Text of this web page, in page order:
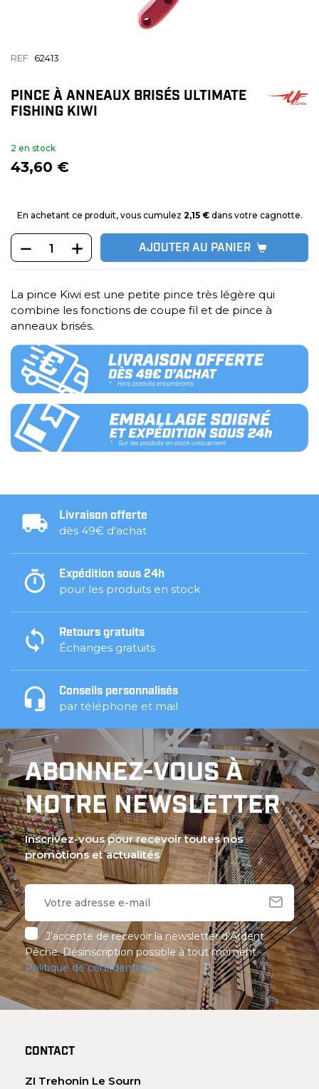
REF 62413
PINCE À ANNEAUX BRISÉS ULTIMATE
FISHING KIWI
2 en stock
43,60 €
En achetant ce produit, vous cumulez 2,15 €dans votre cagnotte.
AJOUTER AU PANIER
La pince Kiwi est une petite pince très légère qui
combine les fonctions de coupe fil et de pince à
anneaux brisés.
Livraison offerte
dès 49€ d'achat
Expédition sous 24h
pour les produits en stock
Retours gratuits
Échanges gratuits
Conseils personnalisés
par téléphone et mail
ABONNEZ-VOUS À
NOTRE NEWSLETTER
Inscrivez-vous pour recevoir toutes nos
promotions et actualités
J’accepte de recevoir la newsletter d’Ardent
Pêche. Désinscription possible à tout moment.
Politique de confidentialité
CONTACT
ZI Trehonin Le Sourn